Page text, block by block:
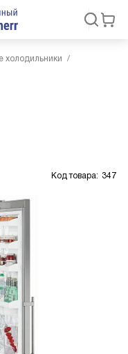
холодильники
Код товара: 347